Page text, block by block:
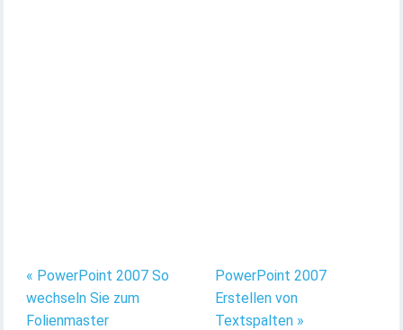
« PowerPoint 2007 So
wechseln Sie zum
Folienmaster
PowerPoint 2007
Erstellen von
Textspalten »